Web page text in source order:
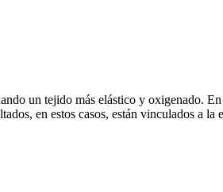
un tejido más elástico y oxigenado. En
en estos casos, están vinculados a